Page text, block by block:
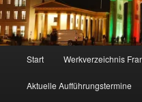
Start Werkverzeichnis
Aktuelle Aufführungstermine